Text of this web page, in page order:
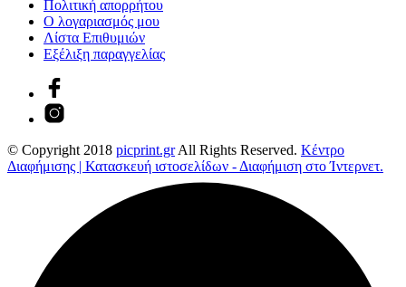
Πολιτική απορρήτου
Ο λογαριασμός μου
Λίστα Επιθυμιών
Εξέλιξη παραγγελίας
© Copyright 2018 picprint.grAll Rights Reserved. Κέντρο
Διαφήμισης | Κατασκευή ιστοσελίδων - Διαφήμιση στο Ίντερνετ.